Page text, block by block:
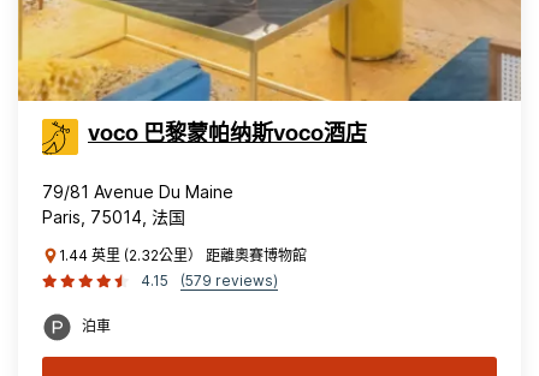
voco 巴黎蒙帕纳斯voco酒店
79/81 Avenue Du Maine
Paris, 75014, 法国
1.44 英里 (2.32公里） 距離奧賽博物館
4.15
(579 reviews)
泊車